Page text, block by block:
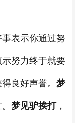
表示你通过努
示努力终于就要
良好声誉。 梦
梦见驴挨打，